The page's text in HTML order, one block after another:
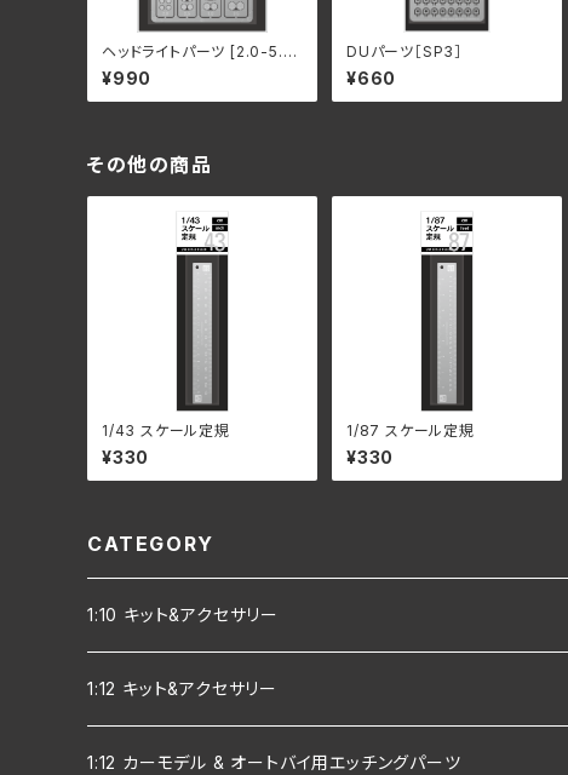
ヘッドライトパーツ [2.0-5.0
Φ]（リニューアル）
¥990
DUパーツ［SP3］
¥660
その他の商品
1/43 スケール定規
¥330
1/87 スケール定規
¥330
CATEGORY
1:10 キット&アクセサリー
1:12 キット&アクセサリー
1:12 カーモデル & オートバイ用エッチングパーツ